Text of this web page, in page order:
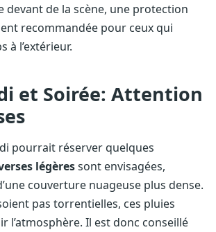
devant de la scène, une protection
recommandée pour ceux qui
à l’extérieur.
et Soirée: Attention
pourrait réserver quelques
légèressont envisagées,
couverture nuageuse plus dense.
pas torrentielles, ces pluies
l’atmosphère. Il est donc conseillé